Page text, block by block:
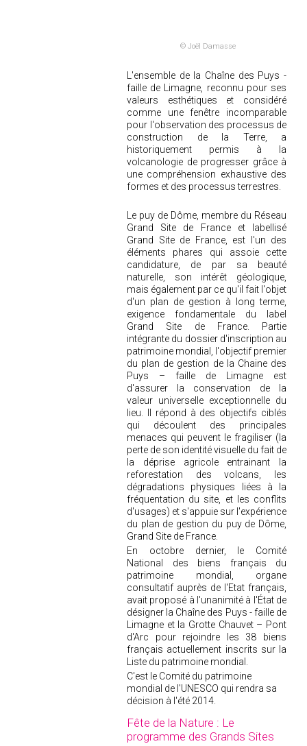
© Joël Damasse
L'ensemble de la Chaîne des Puys -
faille de Limagne, reconnu pour ses
valeurs esthétiques et considéré
comme une fenêtre incomparable
pour l'observation des processus de
construction de la Terre, a
historiquement permis à la
volcanologie de progresser grâce à
une compréhension exhaustive des
formes et des processus terrestres.
Le puy de Dôme, membre du Réseau
Grand Site de France et labellisé
Grand Site de France, est l'un des
éléments phares qui assoie cette
candidature, de par sa beauté
naturelle, son intérêt géologique,
mais également par ce qu'il fait l'objet
d'un plan de gestion à long terme,
exigence fondamentale du label
Grand Site de France. Partie
intégrante du dossier d'inscription au
patrimoine mondial, l'objectif premier
du plan de gestion de la Chaine des
Puys – faille de Limagne est
d'assurer la conservation de la
valeur universelle exceptionnelle du
lieu. Il répond à des objectifs ciblés
qui découlent des principales
menaces qui peuvent le fragiliser (la
perte de son identité visuelle du fait de
la déprise agricole entrainant la
reforestation des volcans, les
dégradations physiques liées à la
fréquentation du site, et les conflits
d'usages) et s'appuie sur l'expérience
du plan de gestion du puy de Dôme,
Grand Site de France.
En octobre dernier, le Comité
National des biens français du
patrimoine mondial, organe
consultatif auprès de l'Etat français,
avait proposé à l'unanimité à l'État de
désigner la Chaîne des Puys - faille de
Limagne et la Grotte Chauvet – Pont
d'Arc pour rejoindre les 38 biens
français actuellement inscrits sur la
Liste du patrimoine mondial.
C'est le Comité du patrimoine
mondial de l'UNESCO qui rendra sa
décision à l'été 2014.
Fête de la Nature : Le
programme des Grands Sites